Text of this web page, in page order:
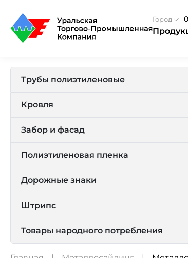
Город
Трубы полиэтиленовые
Кровля
Забор и фасад
Полиэтиленовая пленка
Дорожные знаки
Штрипс
Товары народного потребления